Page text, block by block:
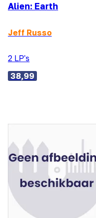
Alien: Earth
Jeff Russo
2 LP's
38,99